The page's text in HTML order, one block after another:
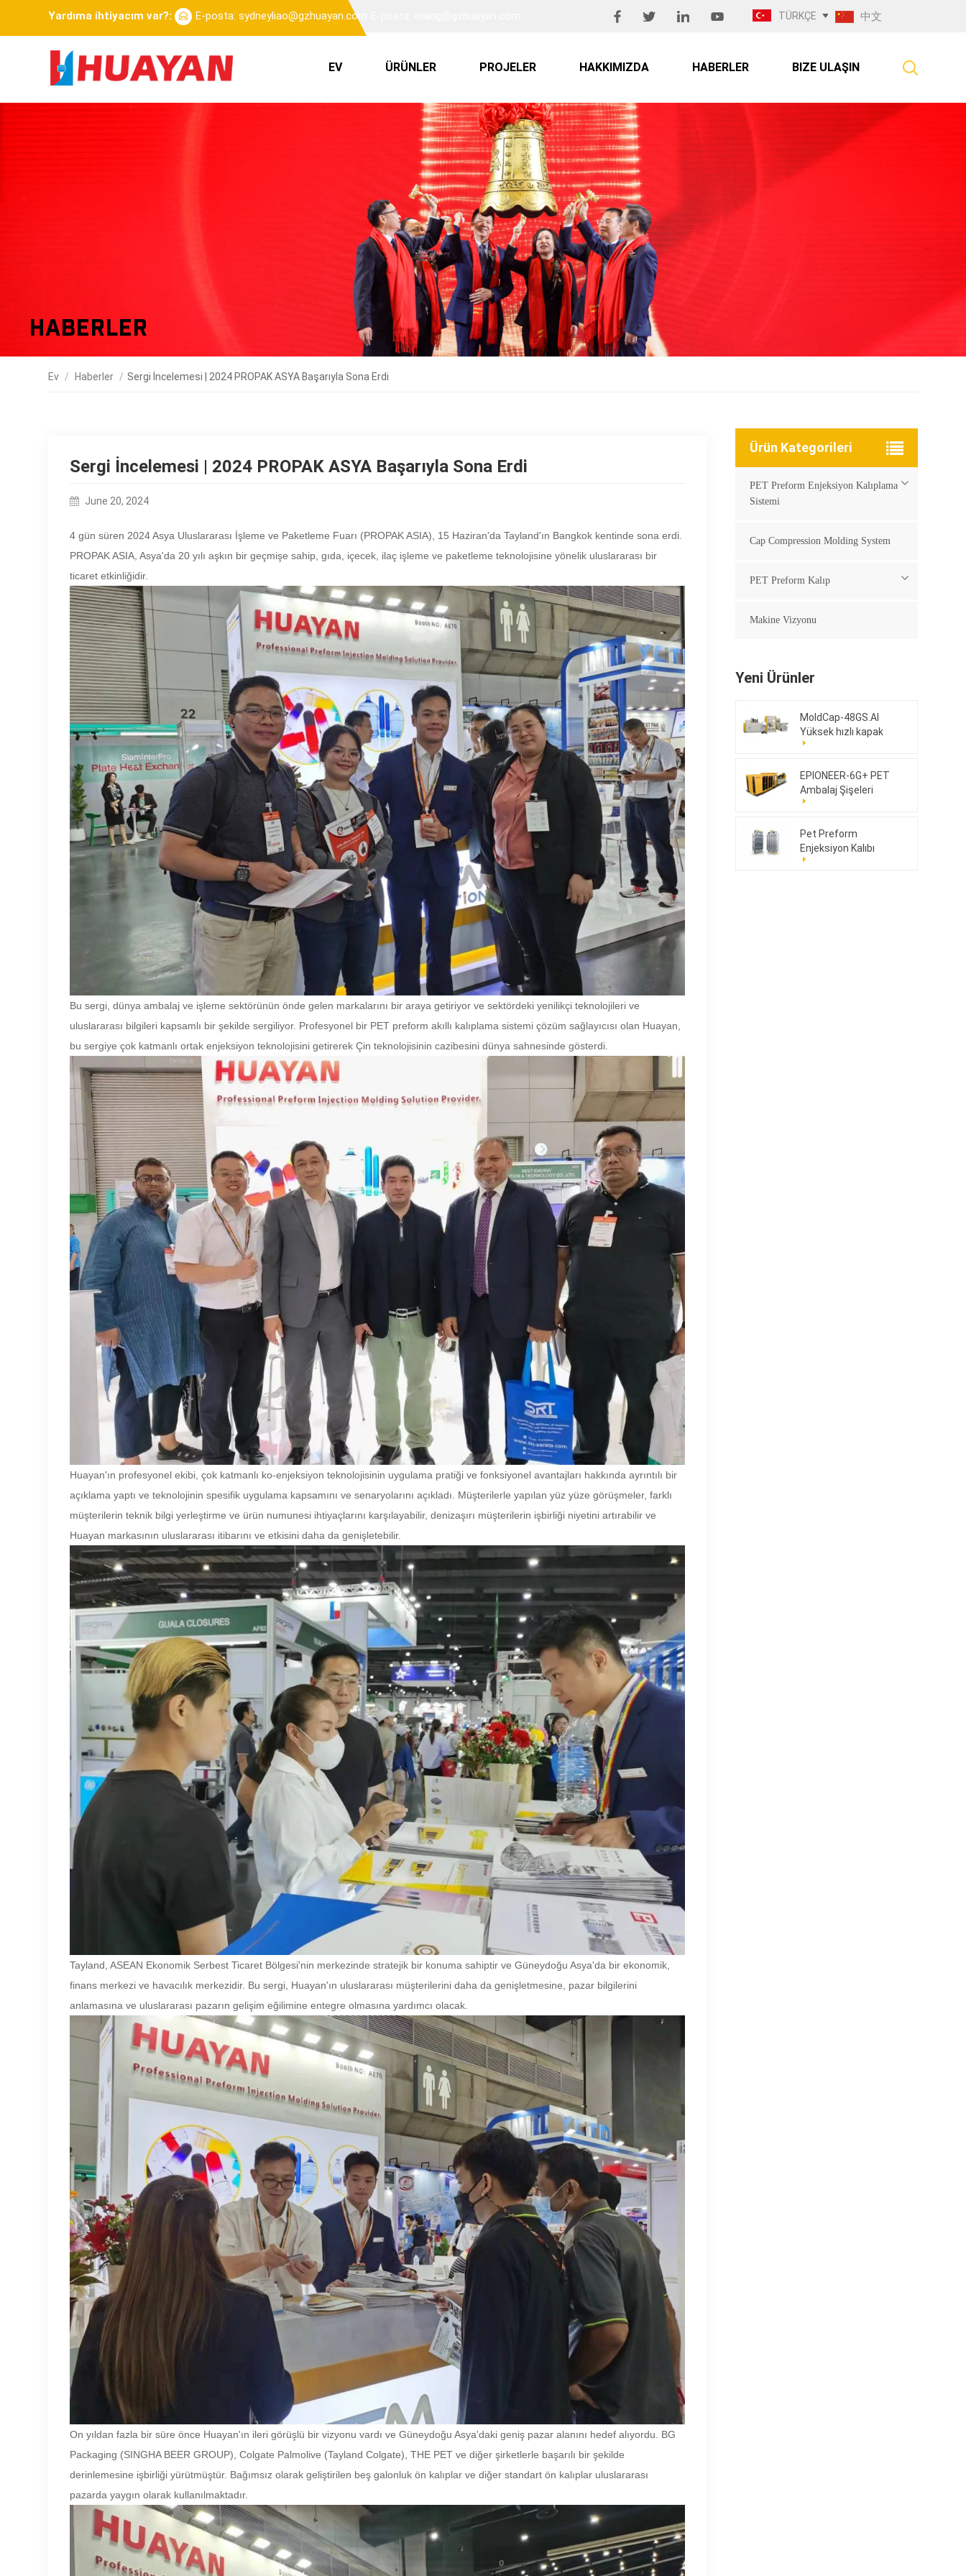
Yardıma ihtiyacım var?: E-posta: sydneyliao@gzhuayan.com TÜRKÇE 中文
EV ÜRÜNLER PROJELER HAKKIMIZDA HABERLER BIZE ULAŞIN
Haberler
Ev / Haberler / Sergi İncelemesi | 2024 PROPAK ASYA Başarıyla Sona Erdi
Sergi İncelemesi | 2024 PROPAK ASYA Başarıyla Sona Erdi
June 20, 2024
4 gün süren 2024 Asya Uluslararası İşleme ve Paketleme Fuarı (PROPAK ASIA), 15 Haziran'da Tayland'ın Bangkok kentinde sona erdi.
PROPAK ASIA, Asya'da 20 yılı aşkın bir geçmişe sahip, gıda, içecek, ilaç işleme ve paketleme teknolojisine yönelik uluslararası bir
ticaret etkinliğidir.
Bu sergi, dünya ambalaj ve işleme sektörünün önde gelen markalarını bir araya getiriyor ve sektördeki yenilikçi teknolojileri ve
uluslararası bilgileri kapsamlı bir şekilde sergiliyor. Profesyonel bir PET preform akıllı kalıplama sistemi çözüm sağlayıcısı olan Huayan,
bu sergiye çok katmanlı ortak enjeksiyon teknolojisini getirerek Çin teknolojisinin cazibesini dünya sahnesinde gösterdi.
Huayan'ın profesyonel ekibi, çok katmanlı ko-enjeksiyon teknolojisinin uygulama pratiği ve fonksiyonel avantajları hakkında ayrıntılı bir
açıklama yaptı ve teknolojinin spesifik uygulama kapsamını ve senaryolarını açıkladı. Müşterilerle yapılan yüz yüze görüşmeler, farklı
müşterilerin teknik bilgi yerleştirme ve ürün numunesi ihtiyaçlarını karşılayabilir, denizaşırı müşterilerin işbirliği niyetini artırabilir ve
Huayan markasının uluslararası itibarını ve etkisini daha da genişletebilir.
Tayland, ASEAN Ekonomik Serbest Ticaret Bölgesi'nin merkezinde stratejik bir konuma sahiptir ve Güneydoğu Asya'da bir ekonomik,
finans merkezi ve havacılık merkezidir. Bu sergi, Huayan'ın uluslararası müşterilerini daha da genişletmesine, pazar bilgilerini
anlamasına ve uluslararası pazarın gelişim eğilimine entegre olmasına yardımcı olacak.
On yıldan fazla bir süre önce Huayan'ın ileri görüşlü bir vizyonu vardı ve Güneydoğu Asya'daki geniş pazar alanını hedef alıyordu. BG
Packaging (SINGHA BEER GROUP), Colgate Palmolive (Tayland Colgate), THE PET ve diğer şirketlerle başarılı bir şekilde
derinlemesine işbirliği yürütmüştür. Bağımsız olarak geliştirilen beş galonluk ön kalıplar ve diğer standart ön kalıplar uluslararası
pazarda yaygın olarak kullanılmaktadır.
Ürün Kategorileri
PET Preform Enjeksiyon Kalıplama
Sistemi
Cap Compression Molding System
PET Preform Kalıp
Makine Vizyonu
Yeni Ürünler
MoldCap-48GS.AI
Yüksek hızlı kapak
sıkıştırma kalıplama
EPIONEER-6G+ PET
Ambalaj Şişeleri
Pet Preform
Enjeksiyon Kalıbı
176cav